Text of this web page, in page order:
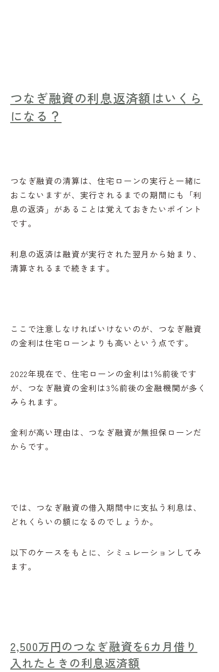
つなぎ融資の利息返済額はいくら
になる？
つなぎ融資の清算は、住宅ローンの実行と一緒に
おこないますが、実行されるまでの期間にも「利
息の返済」があることは覚えておきたいポイント
です。
利息の返済は融資が実行された翌月から始まり、
清算されるまで続きます。
ここで注意しなければいけないのが、つなぎ融資
の金利は住宅ローンよりも高いという点です。
2022年現在で、住宅ローンの金利は1％前後です
が、つなぎ融資の金利は3％前後の金融機関が多く
みられます。
金利が高い理由は、つなぎ融資が無担保ローンだ
からです。
では、つなぎ融資の借入期間中に支払う利息は、
どれくらいの額になるのでしょうか。
以下のケースをもとに、シミュレーションしてみ
ます。
2,500万円のつなぎ融資を6カ月借り
入れたときの利息返済額